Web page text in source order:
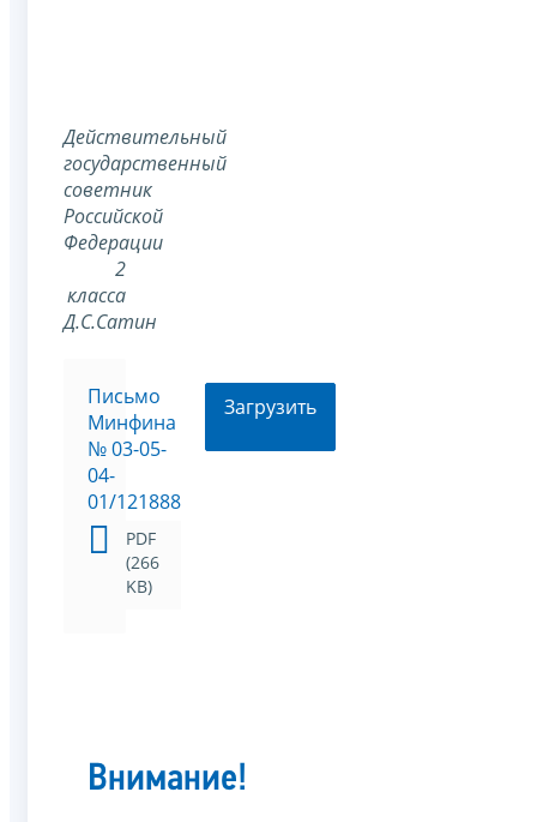
Действительный
государственный
советник
Российской
Федерации
2
класса
Д.С.Сатин
Письмо
Минфина
№ 03-05-
04-
01/121888
PDF
(266
KB)
Загрузить
Внимание!